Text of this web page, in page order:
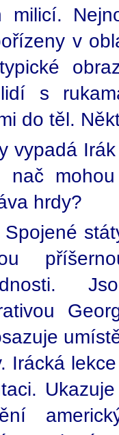
milicí.
v
s
do těl.
vypadá
nač
hrdy?
Irácká